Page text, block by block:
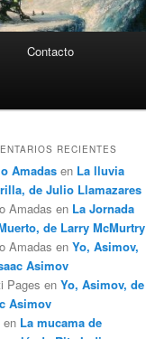
Contacto
RECIENTES
Amadas en La lluvia
de Julio Llamazares
Amadas en La Jornada
de Larry McMurtry
Amadas en Yo, Asimov,
Asimov
Pages en Yo, Asimov, de
Asimov
en La mucama de